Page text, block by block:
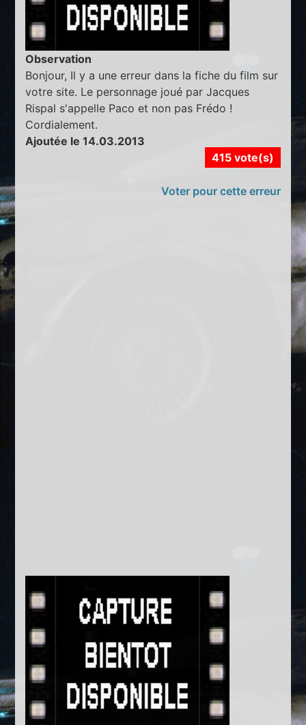
Observation
Bonjour, Il y a une erreur dans la fiche du film sur
votre site. Le personnage joué par Jacques
Rispal s'appelle Paco et non pas Frédo !
Cordialement.
Ajoutée le 14.03.2013
415 vote(s)
Voter pour cette erreur